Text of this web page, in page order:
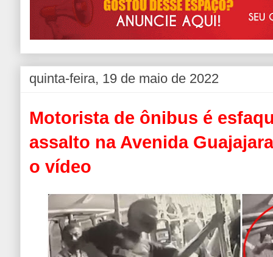
quinta-feira, 19 de maio de 2022
Motorista de ônibus é
assalto na Avenida
o vídeo